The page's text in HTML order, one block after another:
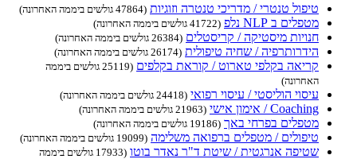
טיפול טנטרי / מדריכי טנטרה וזוגיות (47864 גולשים ביממה האחרונה)
מטפלים ב NLP נלפ (41722 גולשים ביממה האחרונה)
חנויות מיסטיקה / קריסטלים (26384 גולשים ביממה האחרונה)
הידרותרפיה / שחיה טיפולית (26174 גולשים ביממה האחרונה)
קריאה בקלפי טארוט / קוראת בקלפים
(25119 גולשים ביממה
האחרונה)
עיסוי הוליסטי / עיסוי רפואי (24418 גולשים ביממה האחרונה)
Coaching / אימון אישי (21963 גולשים ביממה האחרונה)
מטפלים בפרחי באך (19186 גולשים ביממה האחרונה)
טיפולים / מטפלים ברפואה משלימה (19099 גולשים ביממה האחרונה)
שטיפה אנרגטית / שיטת ד"ר נאדר בוטו
(17933 גולשים ביממה